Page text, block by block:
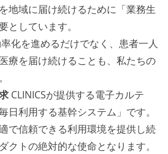
地域に届け続けるために「業務生
としています。
化を進めるだけでなく、患者一人
療を届け続けることも、私たちの
CLINICSが提供する電子カルテ
日利用する基幹システム」です。
で信頼できる利用環境を提供し続
クトの絶対的な使命となります。